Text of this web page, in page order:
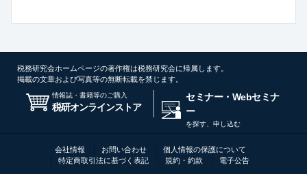
税務研究会ホームページの著作権は税務研究会に帰属します。
掲載の文章および写真等の無断転載を禁じます。
情報誌・書籍等のご購入
税研オンラインストア
セミナー・Webセミナ
ー
を探す、申し込む
会社情報 お問い合わせ
個人情報の保護について
特定商取引法に基づく表記
規約・約款 電子公告